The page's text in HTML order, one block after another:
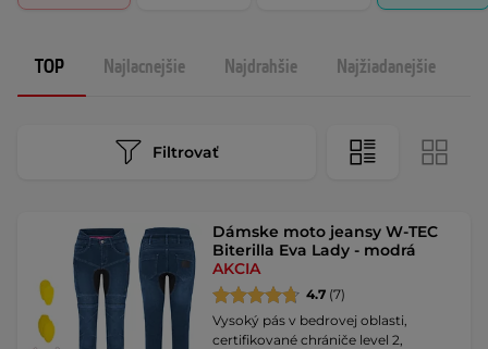
TOP Najlacnejšie Najdrahšie Najžiadanejšie
Filtrovať
Dámske moto jeansy W-TEC
Biterilla Eva Lady - modrá
AKCIA
4.7 (7)
Vysoký pás v bedrovej oblasti,
certifikované chrániče level 2,